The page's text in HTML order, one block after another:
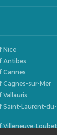
Nice
Antibes
Cannes
Cagnes-sur-Mer
Saint-Laurent-du-
Villeneuve-Loubet